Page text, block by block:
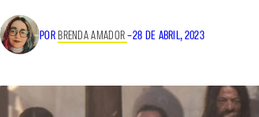
POR BRENDA AMADOR–28 DE ABRIL, 2023